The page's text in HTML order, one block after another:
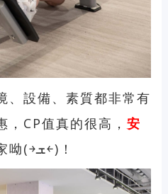
、設備、素質都非常有
CP值真的很高， 安
給大家呦(￫ܫ￩)！